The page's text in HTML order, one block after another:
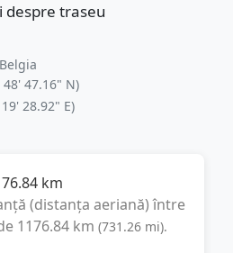
despre traseu
48' 47.16" N)
19' 28.92" E)
km
(distanța aeriană) între
1176.84 km (731.26 mi).